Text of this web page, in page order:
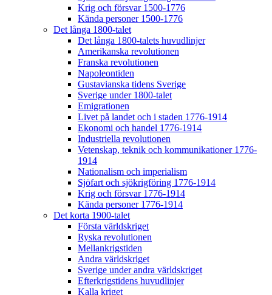
Krig och försvar 1500-1776
Kända personer 1500-1776
Det långa 1800-talet
Det långa 1800-talets huvudlinjer
Amerikanska revolutionen
Franska revolutionen
Napoleontiden
Gustavianska tidens Sverige
Sverige under 1800-talet
Emigrationen
Livet på landet och i staden 1776-1914
Ekonomi och handel 1776-1914
Industriella revolutionen
Vetenskap, teknik och kommunikationer 1776-
1914
Nationalism och imperialism
Sjöfart och sjökrigföring 1776-1914
Krig och försvar 1776-1914
Kända personer 1776-1914
Det korta 1900-talet
Första världskriget
Ryska revolutionen
Mellankrigstiden
Andra världskriget
Sverige under andra världskriget
Efterkrigstidens huvudlinjer
Kalla kriget